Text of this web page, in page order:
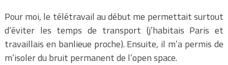
Pour moi, le télétravail au début me permettait surtout
d’éviter les temps de transport (j’habitais Paris et
travaillais en banlieue proche). Ensuite, il m’a permis de
m’isoler du bruit permanent de l’open space.